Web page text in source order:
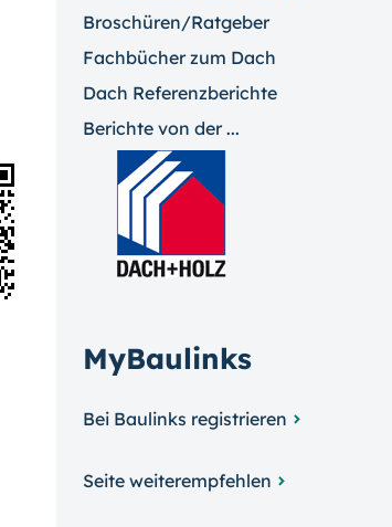
Broschüren/Ratgeber
Fachbücher zum Dach
Dach Referenzberichte
Berichte von der ...
MyBaulinks
Bei Baulinks registrieren
Seite weiterempfehlen